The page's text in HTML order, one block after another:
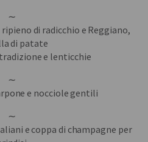
∼
di radicchio e Reggiano,
di patate
e lenticchie
∼
e nocciole gentili
∼
e coppa di champagne per